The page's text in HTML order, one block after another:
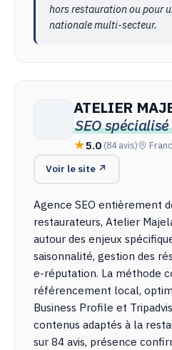
hors restauration ou pour
nationale multi-secteur.
ATELIER
SEO
5.0 (84 avis)
Voir le site ↗
Agence SEO entièrement
restaurateurs, Atelier
autour des enjeux
saisonnalité, gestion des
e-réputation. La méthode
référencement local,
Business Profile et
contenus adaptés à la
sur 84 avis, présence